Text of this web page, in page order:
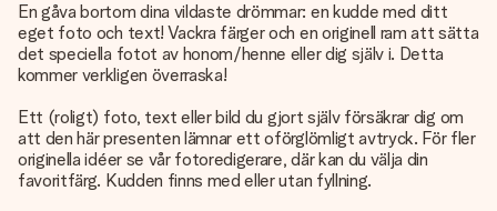
En gåva bortom dina vildaste drömmar: en kudde med ditt
eget foto och text! Vackra färger och en originell ram att sätta
det speciella fotot av honom/henne eller dig själv i. Detta
kommer verkligen överraska!
Ett (roligt) foto, text eller bild du gjort själv försäkrar dig om
att den här presenten lämnar ett oförglömligt avtryck. För fler
originella idéer se vår fotoredigerare, där kan du välja din
favoritfärg. Kudden finns med eller utan fyllning.